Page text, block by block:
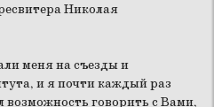
Николая
меня на съезды и
и я почти каждый раз
возможность говорить с Вами,